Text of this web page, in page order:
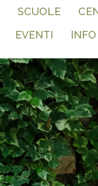
SCUOLE
EVENTI